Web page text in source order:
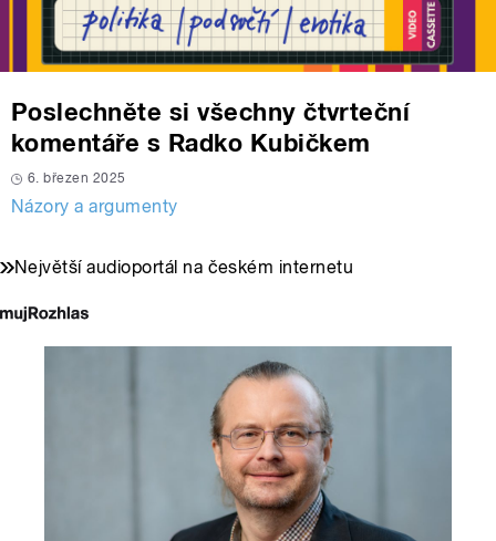
Poslechněte si všechny čtvrteční
komentáře s Radko Kubičkem
6. březen 2025
Názory a argumenty
Největší audioportál na českém internetu